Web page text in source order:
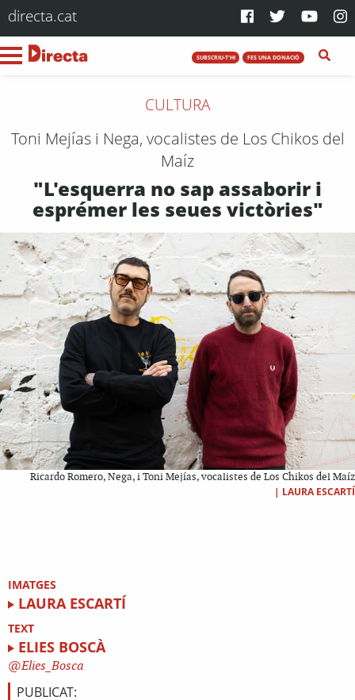
directa.cat
SUBSCRIU-T'HI FES UNA DONACIÓ
CULTURA
Toni Mejías i Nega, vocalistes de Los Chikos del
Maíz
"L'esquerra no sap assaborir i
esprémer les seues victòries"
Ricardo Romero, Nega, i Toni Mejías, vocalistes de Los Chikos del Maíz
| LAURA ESCARTÍ
IMATGES
LAURA ESCARTÍ
TEXT
ELIES BOSCÀ
Elies_Bosca
PUBLICAT: